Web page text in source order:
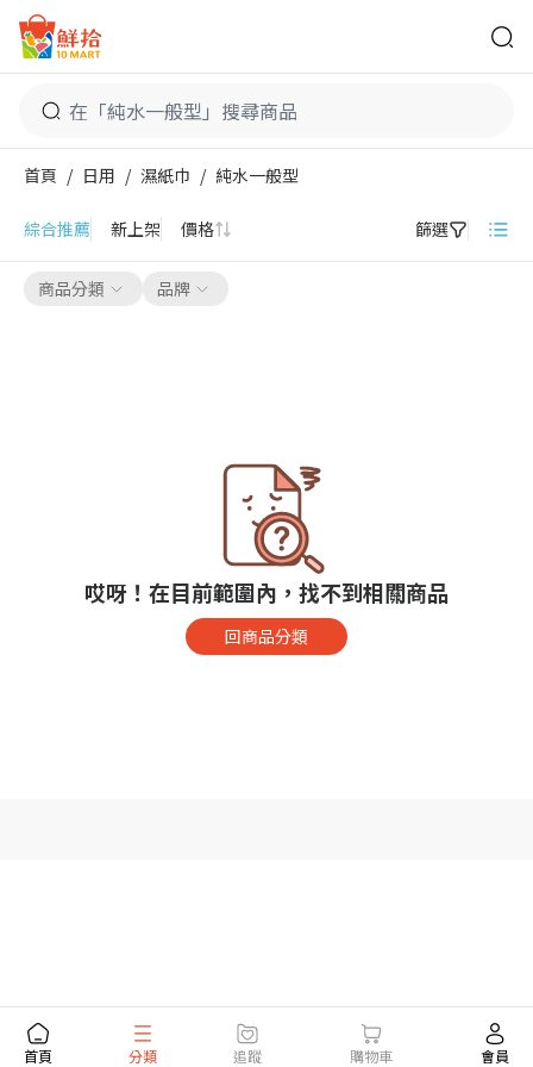
鮮拾
首頁 / 日用 / 濕紙巾 / 純水一般型
綜合推薦 新上架 價格 篩選
商品分類 品牌
哎呀！在目前範圍內，找不到相關商品
回商品分類
首頁 分類 追蹤 購物車 會員